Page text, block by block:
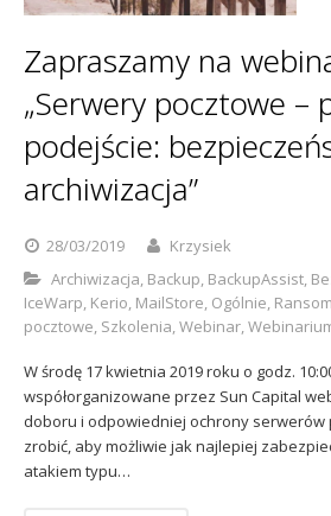
Zapraszamy na
„Serwery pocztowe –
podejście:
archiwizacja”
28/03/2019
Krzysiek
Archiwizacja Backup BackupAssist
IceWarp Kerio MailStore Ogólnie
pocztowe Szkolenia Webinar
W środę 17 kwietnia 2019 roku o godz.
współorganizowane przez Sun Capital
doboru i odpowiedniej ochrony serwerów
zrobić, aby możliwie jak najlepiej
atakiem typu…